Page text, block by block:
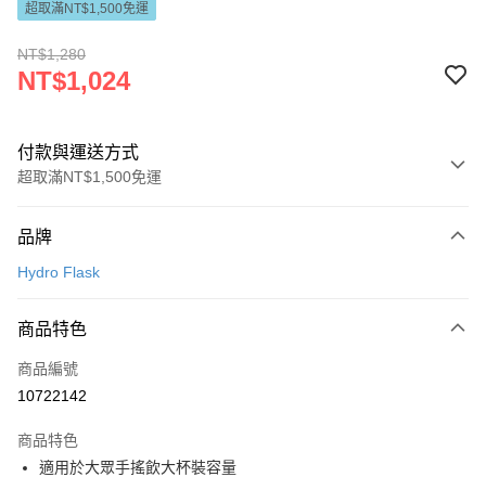
超取滿NT$1,500免運
NT$1,280
NT$1,024
付款與運送方式
超取滿NT$1,500免運
信用卡一次付款
Apple Pay
悠遊付
7-11取貨(快速到店)
品牌
Hydro Flask
商品特色
商品編號
10722142
商品特色
適用於大眾手搖飲大杯裝容量